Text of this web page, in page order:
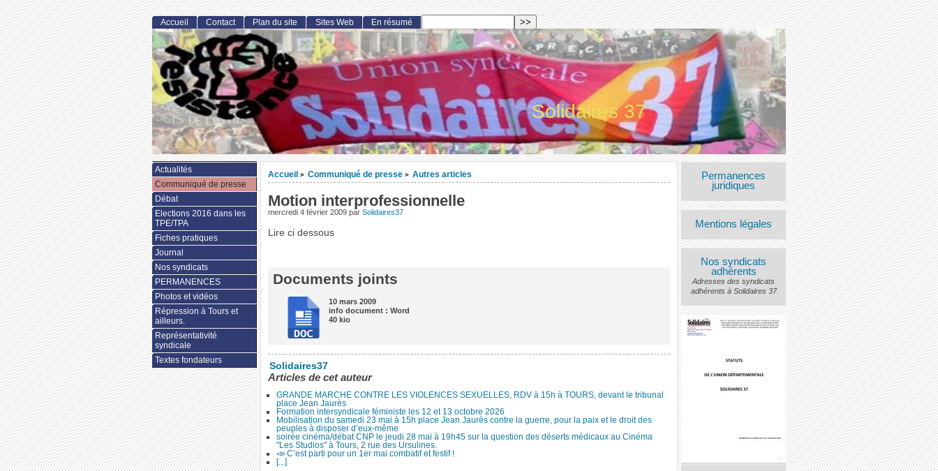
Solidaires 37
Accueil > Communiqué de presse > Autres articles
Motion interprofessionnelle
mercredi 4 février 2009 par Solidaires37
Lire ci dessous
Documents joints
10 mars 2009
info document : Word
40 kio
Solidaires37
Articles de cet auteur
GRANDE MARCHE CONTRE LES VIOLENCES SEXUELLES, RDV à 15h à TOURS, devant le tribunal
place Jean Jaurès
Formation intersyndicale féministe les 12 et 13 octobre 2026
Mobilisation du samedi 23 mai à 15h place Jean Jaurès contre la guerre, pour la paix et le droit des
peuples à disposer d’eux-même
soirée cinéma/débat CNP le jeudi 28 mai à 19h45 sur la question des déserts médicaux au Cinéma
"Les Studios" à Tours, 2 rue des Ursulines.
📣 C’est parti pour un 1er mai combatif et festif !
[...]
Permanences
juridiques
Mentions légales
Nos syndicats
adhérents
Adresses des syndicats
adhérents à Solidaires 37
Accueil Contact Plan du site Sites Web En résumé
Actualités
Communiqué de presse
Débat
Elections 2016 dans les
TPE/TPA
Fiches pratiques
Journal
Nos syndicats
PERMANENCES
Photos et vidéos
Répression à Tours et
ailleurs.
Représentativité
syndicale
Textes fondateurs